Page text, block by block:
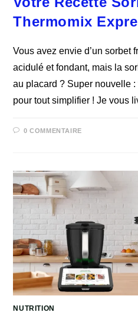
Thermomix
Vous avez envie d’un sorbet
acidulé et fondant, mais la
au placard ? Super nouvelle
pour tout simplifier ! Je vous
0 COMMENTAIRE
NUTRITION